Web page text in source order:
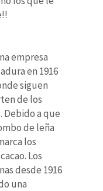
empresa
en 1916
siguen
de los
Debido a que
de leña
los
Los
desde 1916
una